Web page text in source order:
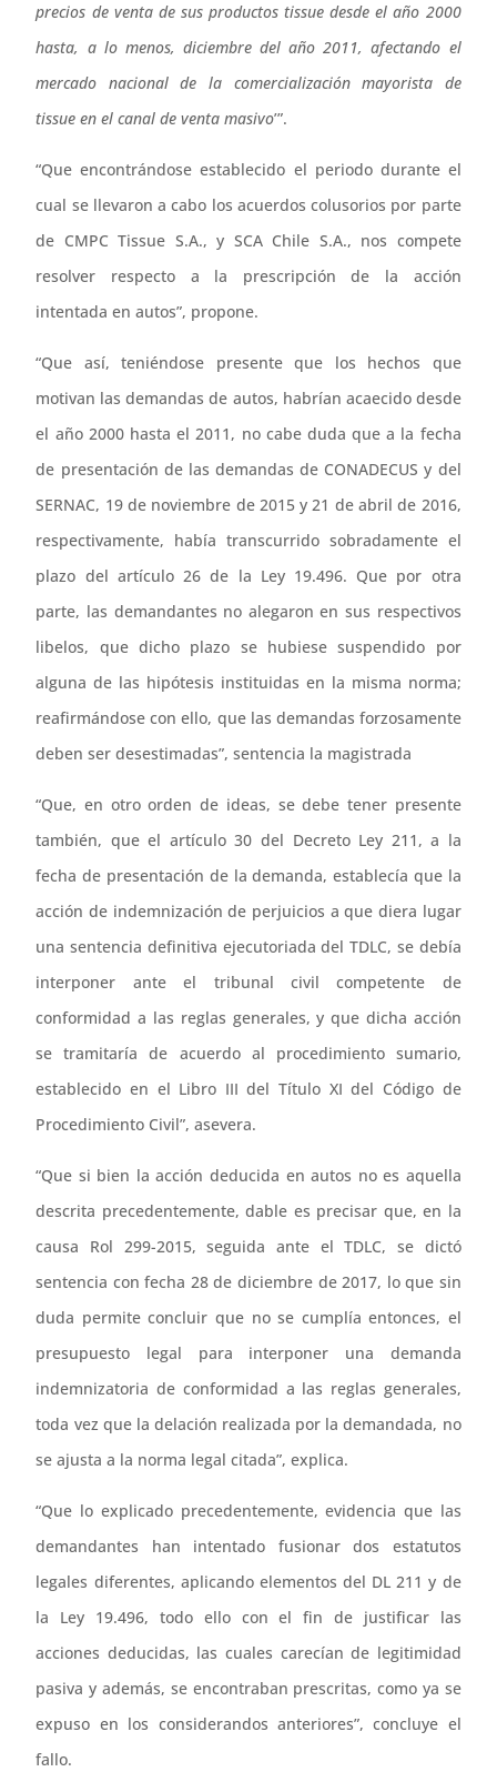
precios de venta de sus productos tissue desde el año 2000
hasta, a lo menos, diciembre del año 2011, afectando el
mercado nacional de la comercialización mayorista de
tissue en el canal de venta masivo’”.
“Que encontrándose establecido el periodo durante el
cual se llevaron a cabo los acuerdos colusorios por parte
de CMPC Tissue S.A., y SCA Chile S.A., nos compete
resolver respecto a la prescripción de la acción
intentada en autos”, propone.
“Que así, teniéndose presente que los hechos que
motivan las demandas de autos, habrían acaecido desde
el año 2000 hasta el 2011, no cabe duda que a la fecha
de presentación de las demandas de CONADECUS y del
SERNAC, 19 de noviembre de 2015 y 21 de abril de 2016,
respectivamente, había transcurrido sobradamente el
plazo del artículo 26 de la Ley 19.496. Que por otra
parte, las demandantes no alegaron en sus respectivos
libelos, que dicho plazo se hubiese suspendido por
alguna de las hipótesis instituidas en la misma norma;
reafirmándose con ello, que las demandas forzosamente
deben ser desestimadas”, sentencia la magistrada
“Que, en otro orden de ideas, se debe tener presente
también, que el artículo 30 del Decreto Ley 211, a la
fecha de presentación de la demanda, establecía que la
acción de indemnización de perjuicios a que diera lugar
una sentencia definitiva ejecutoriada del TDLC, se debía
interponer ante el tribunal civil competente de
conformidad a las reglas generales, y que dicha acción
se tramitaría de acuerdo al procedimiento sumario,
establecido en el Libro III del Título XI del Código de
Procedimiento Civil”, asevera.
“Que si bien la acción deducida en autos no es aquella
descrita precedentemente, dable es precisar que, en la
causa Rol 299-2015, seguida ante el TDLC, se dictó
sentencia con fecha 28 de diciembre de 2017, lo que sin
duda permite concluir que no se cumplía entonces, el
presupuesto legal para interponer una demanda
indemnizatoria de conformidad a las reglas generales,
toda vez que la delación realizada por la demandada, no
se ajusta a la norma legal citada”, explica.
“Que lo explicado precedentemente, evidencia que las
demandantes han intentado fusionar dos estatutos
legales diferentes, aplicando elementos del DL 211 y de
la Ley 19.496, todo ello con el fin de justificar las
acciones deducidas, las cuales carecían de legitimidad
pasiva y además, se encontraban prescritas, como ya se
expuso en los considerandos anteriores”, concluye el
fallo.